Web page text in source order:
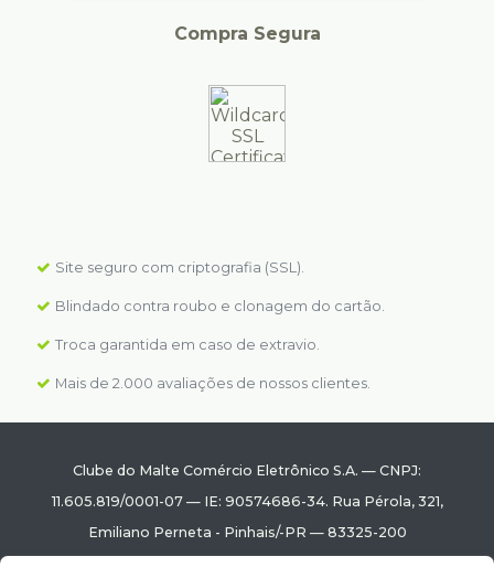
Compra Segura
Site seguro com criptografia (SSL).
Blindado contra roubo e clonagem do cartão.
Troca garantida em caso de extravio.
Mais de 2.000 avaliações de nossos clientes.
Clube do Malte Comércio Eletrônico S.A. — CNPJ:
11.605.819/0001-07— IE: 90574686-34. Rua Pérola, 321,
Emiliano Perneta - Pinhais/-PR — 83325-200